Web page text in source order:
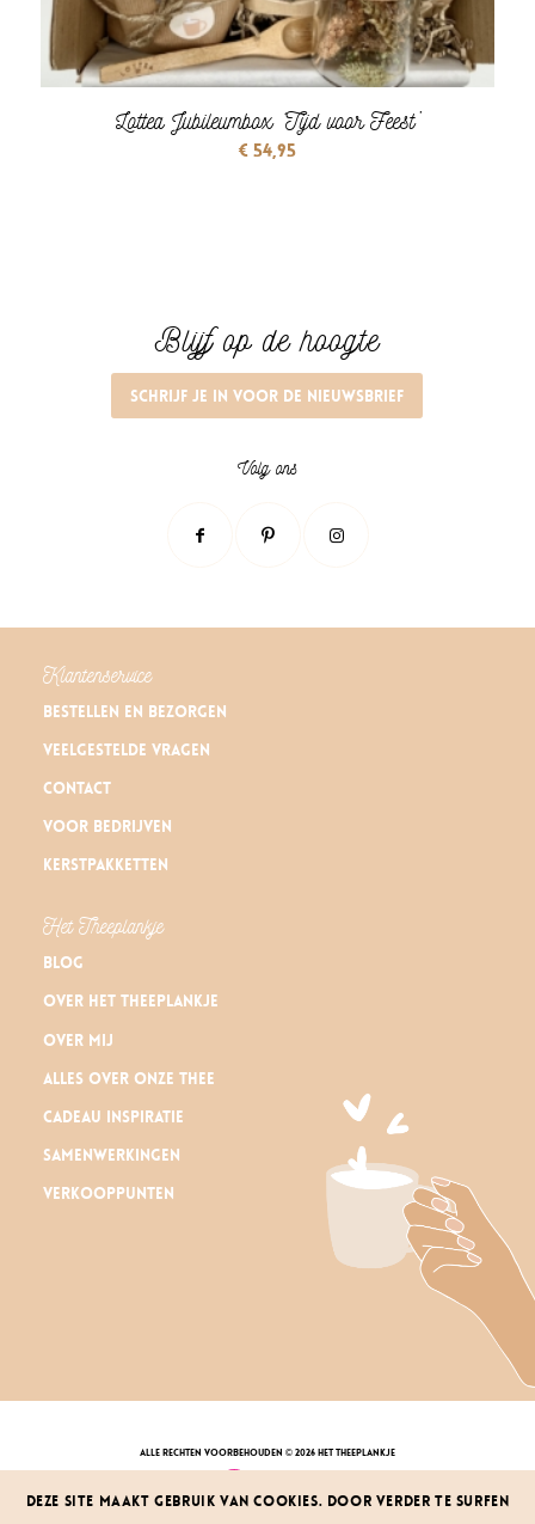
Lottea Jubileumbox ‘Tijd voor Feest’
€54,95
Blijf op de hoogte
Schrijf je in voor de nieuwsbrief
Volg ons
Klantenservice
Bestellen en bezorgen
Veelgestelde vragen
Contact
Voor bedrijven
Kerstpakketten
Het Theeplankje
Blog
Over Het Theeplankje
Over mij
Alles over onze thee
Cadeau inspiratie
Samenwerkingen
Verkooppunten
alle rechten voorbehouden © 2026 Het Theeplankje
Deze site maakt gebruik van cookies. Door verder te surfen